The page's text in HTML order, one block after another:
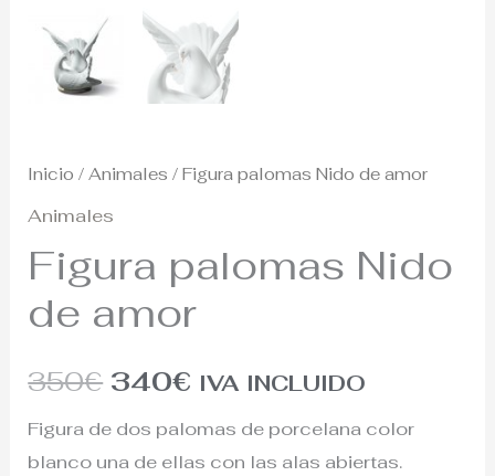
Inicio / Animales / Figura palomas Nido de amor
Animales
Figura palomas Nido
de amor
350€ 340€ IVA INCLUIDO
Figura de dos palomas de porcelana color
blanco una de ellas con las alas abiertas.